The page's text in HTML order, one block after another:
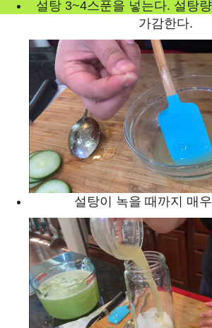
설탕 3~4스푼을 넣는다. 설탕
가감한다.
설탕이 녹을 때까지 매